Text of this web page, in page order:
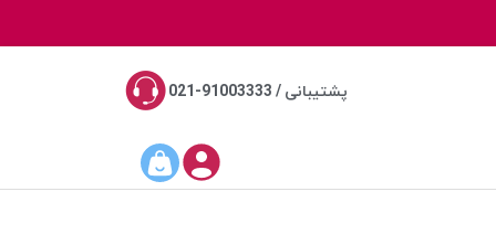
پشتیبانی / 91003333-021